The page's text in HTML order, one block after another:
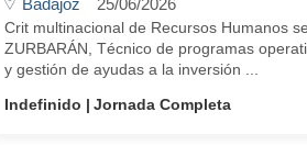
Badajoz 25/06/2026
Crit multinacional de Recursos Humanos
ZURBARÁN, Técnico de programas
y gestión de ayudas a la inversión ...
Indefinido
Jornada Completa